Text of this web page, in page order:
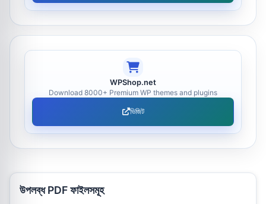
WPShop.net
Download 8000+ Premium WP themes and plugins
ভিজিট
উপলব্ধ PDF ফাইলসমূহ